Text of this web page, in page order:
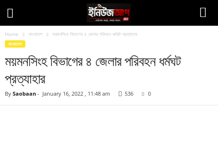
Home বাংলাদেশ ময়মনসিংহ বিভাগের ৪ জেলার পরিবহন ধর্মঘট প্রত্যাহার
বাংলাদেশ
ময়মনসিংহ বিভাগের ৪ জেলার পরিবহন ধর্মঘট
প্রত্যাহার
By Saobaan - January 16, 2022 , 11:48 am 536 0